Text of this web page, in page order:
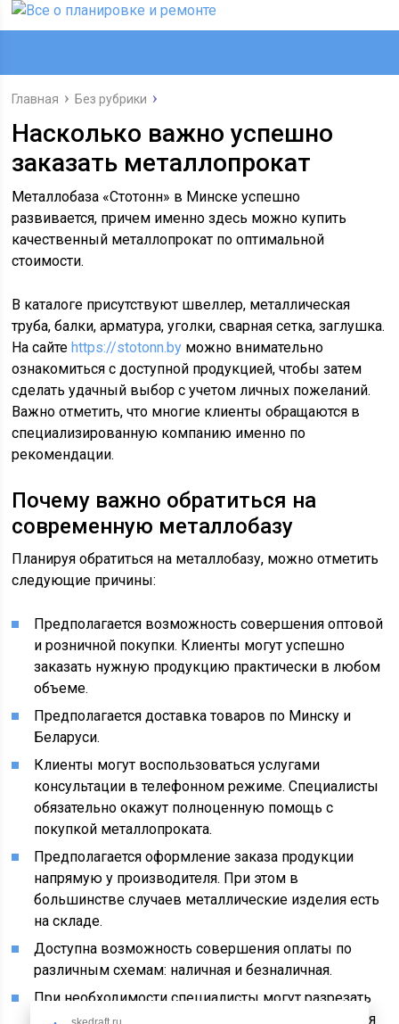
Главная Без рубрики
Насколько важно успешно
заказать металлопрокат
Металлобаза «Стотонн» в Минске успешно
развивается, причем именно здесь можно купить
качественный металлопрокат по оптимальной
стоимости.
В каталоге присутствуют швеллер, металлическая
труба, балки, арматура, уголки, сварная сетка, заглушка.
На сайтеhttps://stotonn.by можно внимательно
ознакомиться с доступной продукцией, чтобы затем
сделать удачный выбор с учетом личных пожеланий.
Важно отметить, что многие клиенты обращаются в
специализированную компанию именно по
рекомендации.
Почему важно обратиться на
современную металлобазу
Планируя обратиться на металлобазу, можно отметить
следующие причины:
Предполагается возможность совершения оптовой
и розничной покупки. Клиенты могут успешно
заказать нужную продукцию практически в любом
объеме.
Предполагается доставка товаров по Минску и
Беларуси.
Клиенты могут воспользоваться услугами
консультации в телефонном режиме. Специалисты
обязательно окажут полноценную помощь с
покупкой металлопроката.
Предполагается оформление заказа продукции
напрямую у производителя. При этом в
большинстве случаев металлические изделия есть
на складе.
Доступна возможность совершения оплаты по
различным схемам: наличная и безналичная.
При необходимости специалисты могут разрезать
металлопрокат по чертежам. Для этого проводится